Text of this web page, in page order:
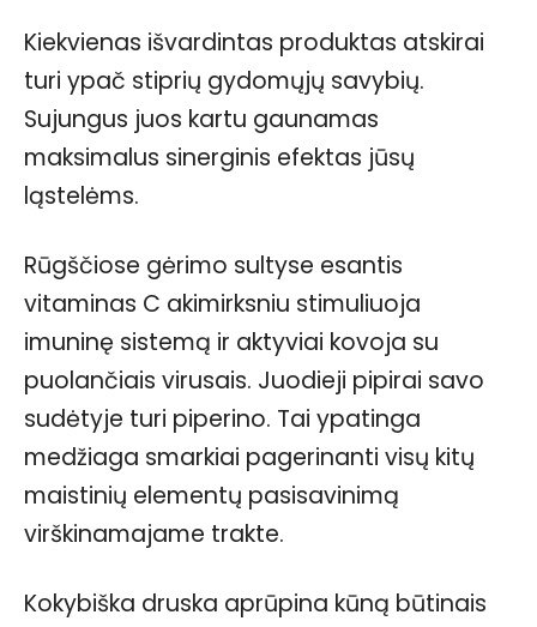
Kiekvienas išvardintas produktas atskirai
turi ypač stiprių gydomųjų savybių.
Sujungus juos kartu gaunamas
maksimalus sinerginis efektas jūsų
ląstelėms.
Rūgščiose gėrimo sultyse esantis
vitaminas C akimirksniu stimuliuoja
imuninę sistemą ir aktyviai kovoja su
puolančiais virusais. Juodieji pipirai savo
sudėtyje turi piperino. Tai ypatinga
medžiaga smarkiai pagerinanti visų kitų
maistinių elementų pasisavinimą
virškinamajame trakte.
Kokybiška druska aprūpina kūną būtinais